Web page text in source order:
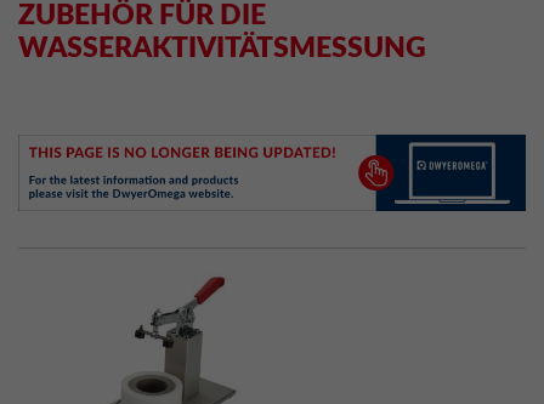
ZUBEHÖR FÜR DIE
WASSERAKTIVITÄTSMESSUNG